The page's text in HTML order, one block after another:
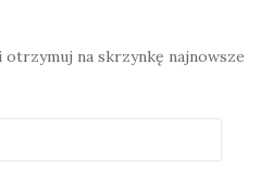
na skrzynkę najnowsze